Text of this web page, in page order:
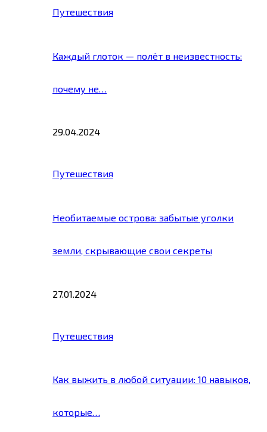
Путешествия
Каждый глоток — полёт в неизвестность:
почему не…
29.04.2024
Путешествия
Необитаемые острова: забытые уголки
земли, скрывающие свои секреты
27.01.2024
Путешествия
Как выжить в любой ситуации: 10 навыков,
которые…